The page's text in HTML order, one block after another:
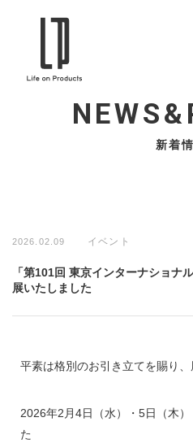
新着
2026.02.09 イベント
「第101回 東京インターナショナ
展いたしました
平素は格別のお引き立てを賜り、
2026年2月4日（水）・5日（木
た